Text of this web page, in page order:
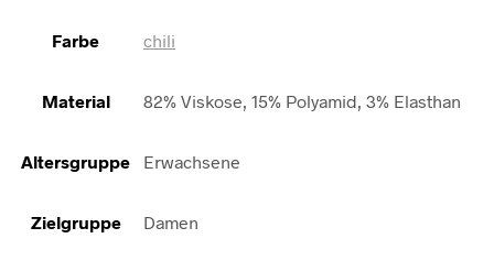
Farbe chili
Material 82% Viskose, 15% Polyamid, 3% Elasthan
Altersgruppe Erwachsene
Zielgruppe Damen